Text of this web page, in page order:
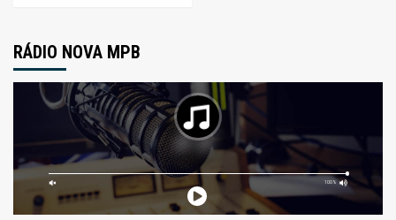
RÁDIO NOVA MPB